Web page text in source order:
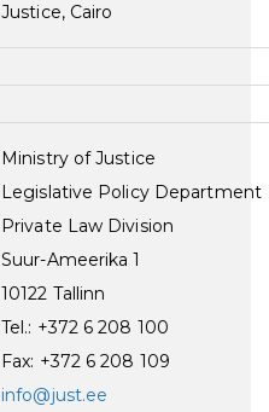
Justice, Cairo
Ministry of Justice
Legislative Policy Department
Private Law Division
Suur-Ameerika 1
10122 Tallinn
Tel.: +372 6 208 100
Fax: +372 6 208 109
info@just.ee